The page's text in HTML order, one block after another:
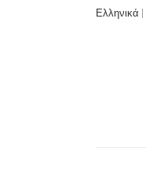
Ελληνικά